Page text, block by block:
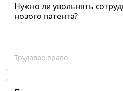
Нужно ли увольнять
нового патента?
Трудовое право